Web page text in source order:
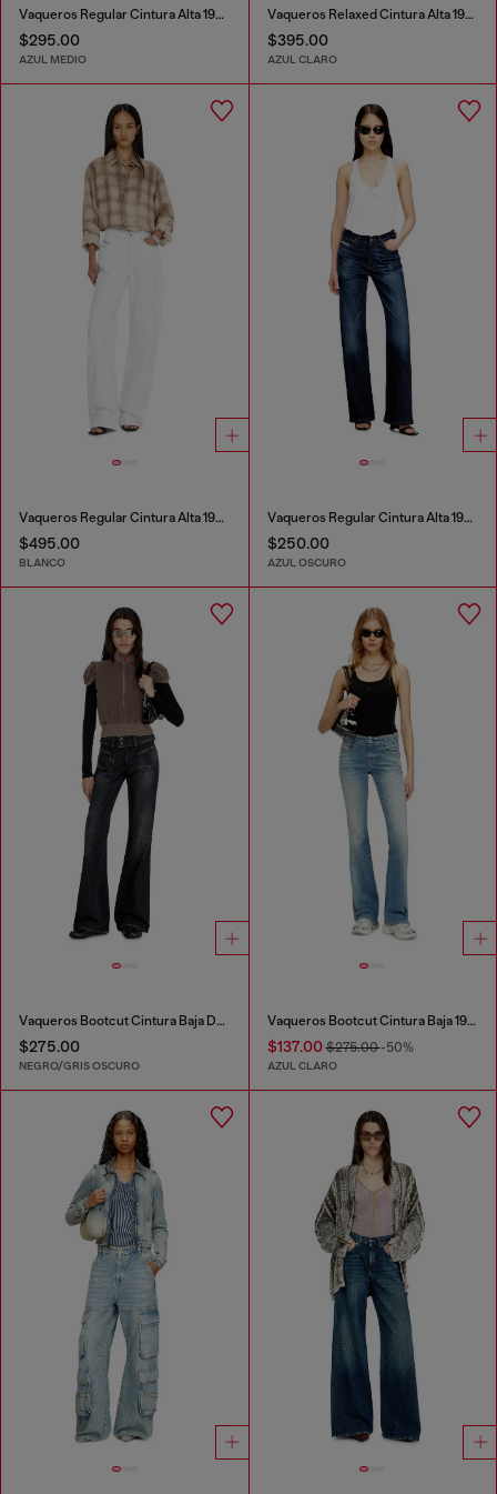
Vaqueros Regular Cintura Alta 1981 D-Went
$295.00
AZUL MEDIO
Vaqueros Relaxed Cintura Alta 1987 D-Khelz
$395.00
AZUL CLARO
Vaqueros Regular Cintura Alta 1971 D-Sent
$495.00
BLANCO
Vaqueros Regular Cintura Alta 1971 D-Sent
$250.00
AZUL OSCURO
Vaqueros Bootcut Cintura Baja D-Hush
$275.00
NEGRO/GRIS OSCURO
Vaqueros Bootcut Cintura Baja 1969 D-Ebbey
$137.00$275.00-50%
AZUL CLARO